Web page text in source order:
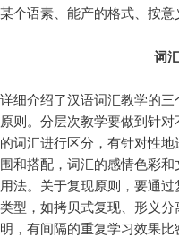
某个语素、能产的格式、按意
词
细介绍了汉语词汇教学的
则。分层次教学要做到针
词汇进行区分，有针对性
和搭配，词汇的感情色彩
法。关于复现原则，要通
型，如拷贝式复现、形义
，有间隔的重复学习效果比